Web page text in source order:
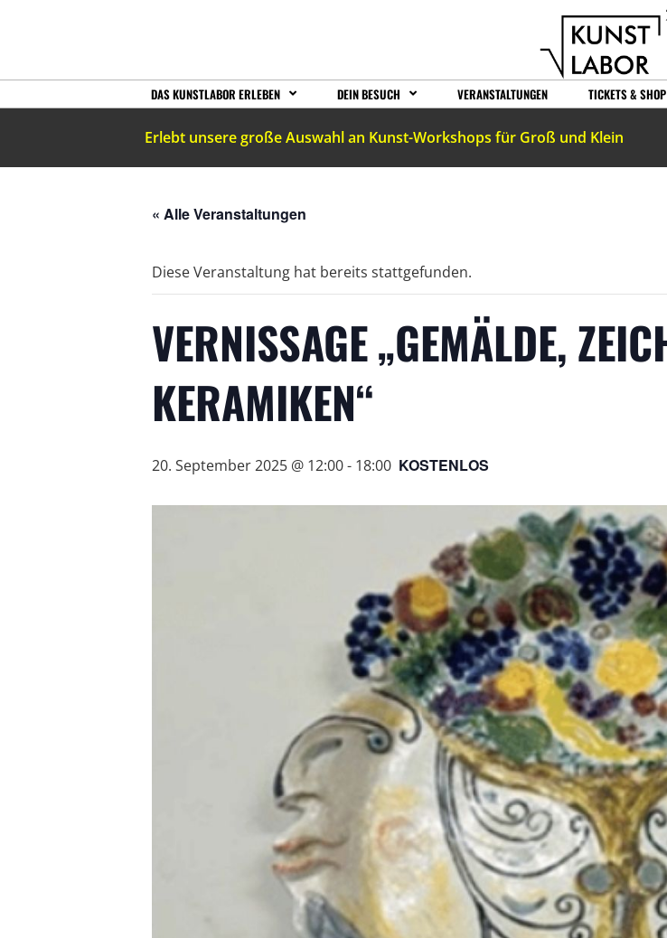
DAS KUNSTLABOR ERLEBEN DEIN BESUCH VERANSTALTUNGEN TICKETS & SHOP
Erlebt unsere große Auswahl an Kunst-Workshops für Groß und Klein
« Alle Veranstaltungen
Diese Veranstaltung hat bereits stattgefunden.
VERNISSAGE „GEMÄLDE,
KERAMIKEN“
20. September 2025 @ 12:00- 18:00 KOSTENLOS